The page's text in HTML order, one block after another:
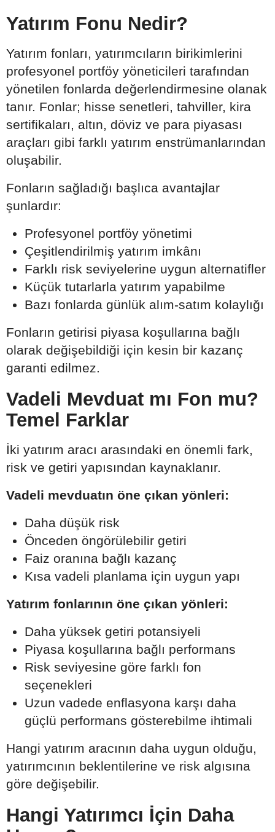
Yatırım Fonu Nedir?
Yatırım fonları, yatırımcıların birikimlerini
profesyonel portföy yöneticileri tarafından
yönetilen fonlarda değerlendirmesine olanak
tanır. Fonlar; hisse senetleri, tahviller, kira
sertifikaları, altın, döviz ve para piyasası
araçları gibi farklı yatırım enstrümanlarından
oluşabilir.
Fonların sağladığı başlıca avantajlar
şunlardır:
Profesyonel portföy yönetimi
Çeşitlendirilmiş yatırım imkânı
Farklı risk seviyelerine uygun alternatifler
Küçük tutarlarla yatırım yapabilme
Bazı fonlarda günlük alım-satım kolaylığı
Fonların getirisi piyasa koşullarına bağlı
olarak değişebildiği için kesin bir kazanç
garanti edilmez.
Vadeli Mevduat mı Fon mu?
Temel Farklar
İki yatırım aracı arasındaki en önemli fark,
risk ve getiri yapısından kaynaklanır.
Vadeli mevduatın öne çıkan yönleri:
Daha düşük risk
Önceden öngörülebilir getiri
Faiz oranına bağlı kazanç
Kısa vadeli planlama için uygun yapı
Yatırım fonlarının öne çıkan yönleri:
Daha yüksek getiri potansiyeli
Piyasa koşullarına bağlı performans
Risk seviyesine göre farklı fon
seçenekleri
Uzun vadede enflasyona karşı daha
güçlü performans gösterebilme ihtimali
Hangi yatırım aracının daha uygun olduğu,
yatırımcının beklentilerine ve risk algısına
göre değişebilir.
Hangi Yatırımcı İçin Daha